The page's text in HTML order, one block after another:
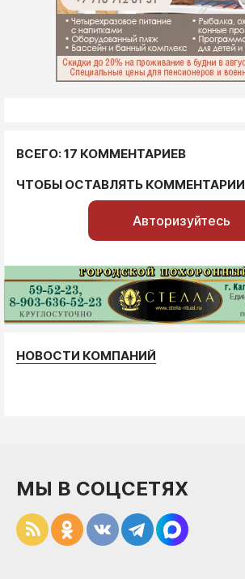
ВСЕГО: 17 КОММЕНТАРИЕВ
ЧТОБЫ ОСТАВЛЯТЬ КОММЕНТАРИИ
Авторизуйтесь
НОВОСТИ КОМПАНИЙ
МЫ В СОЦСЕТЯХ